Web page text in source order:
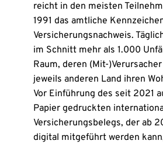
reicht in den meisten
1991 das amtliche
Versicherungsnachweis.
im Schnitt mehr als 1.000
Raum, deren (Mit-
jeweils anderen Land ihren
Vor Einführung des seit 2021
Papier gedruckten
Versicherungsbelegs, der ab
digital mitgeführt werden